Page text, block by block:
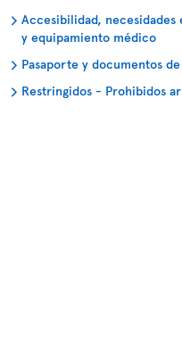
Accesibilidad, necesidades
y equipamiento médico
Pasaporte y documentos
Restringidos - Prohibidos